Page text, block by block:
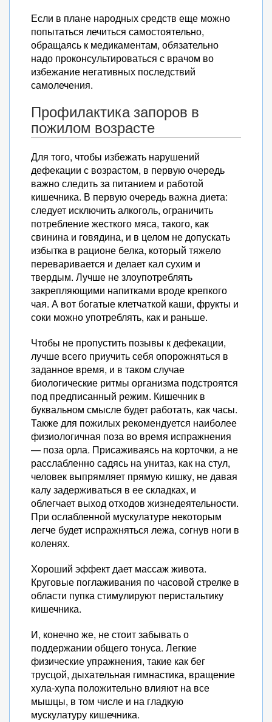
Если в плане народных средств еще можно
попытаться лечиться самостоятельно,
обращаясь к медикаментам, обязательно
надо проконсультироваться с врачом во
избежание негативных последствий
самолечения.
Профилактика запоров в
пожилом возрасте
Для того, чтобы избежать нарушений
дефекации с возрастом, в первую очередь
важно следить за питанием и работой
кишечника. В первую очередь важна диета:
следует исключить алкоголь, ограничить
потребление жесткого мяса, такого, как
свинина и говядина, и в целом не допускать
избытка в рационе белка, который тяжело
переваривается и делает кал сухим и
твердым. Лучше не злоупотреблять
закрепляющими напитками вроде крепкого
чая. А вот богатые клетчаткой каши, фрукты и
соки можно употреблять, как и раньше.
Чтобы не пропустить позывы к дефекации,
лучше всего приучить себя опорожняться в
заданное время, и в таком случае
биологические ритмы организма подстроятся
под предписанный режим. Кишечник в
буквальном смысле будет работать, как часы.
Также для пожилых рекомендуется наиболее
физиологичная поза во время испражнения
— поза орла. Присаживаясь на корточки, а не
расслабленно садясь на унитаз, как на стул,
человек выпрямляет прямую кишку, не давая
калу задерживаться в ее складках, и
облегчает выход отходов жизнедеятельности.
При ослабленной мускулатуре некоторым
легче будет испражняться лежа, согнув ноги в
коленях.
Хороший эффект дает массаж живота.
Круговые поглаживания по часовой стрелке в
области пупка стимулируют перистальтику
кишечника.
И, конечно же, не стоит забывать о
поддержании общего тонуса. Легкие
физические упражнения, такие как бег
трусцой, дыхательная гимнастика, вращение
хула-хупа положительно влияют на все
мышцы, в том числе и на гладкую
мускулатуру кишечника.